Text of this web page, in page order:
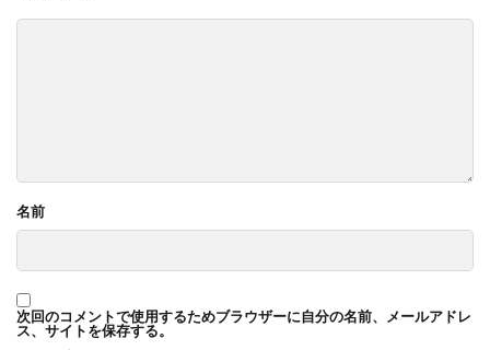
名前
次回のコメントで使用するためブラウザーに自分の名前、メールアドレ
ス、サイトを保存する。